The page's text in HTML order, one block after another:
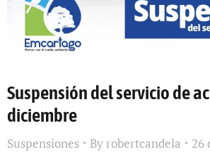
Suspensión del servicio de
diciembre
Suspensiones By robertcandela
26